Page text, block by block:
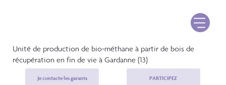
Unité de production de bio-méthane à partir de bois de
récupération en fin de vie à Gardanne (13)
Je contacte les garants PARTICIPEZ